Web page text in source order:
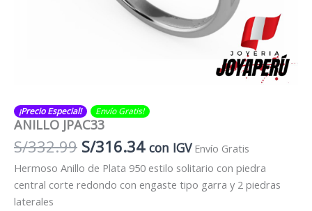
¡Precio Especial! Envío Gratis​​​!
ANILLO JPAC33
S/332.99 El
precio
original
S/316.34El
precio
actual
es:
con IGV Envío Gratis
Hermoso Anillo de Plata 950 estilo solitario con piedra
central corte redondo con engaste tipo garra y 2 piedras
laterales